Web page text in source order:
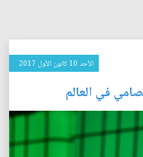
الأحد 10 كانون الأول 2017
في العالم